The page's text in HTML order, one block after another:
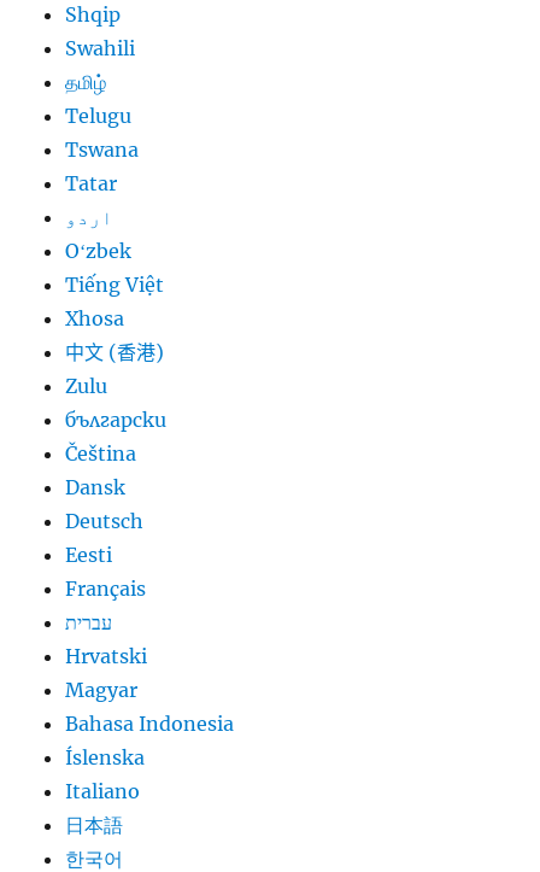
Shqip
Swahili
தமிழ்
Telugu
Tswana
Tatar
اردو
Oʻzbek
Tiếng Việt
Xhosa
中文 (香港)
Zulu
български
Čeština
Dansk
Deutsch
Eesti
Français
עברית
Hrvatski
Magyar
Bahasa Indonesia
Íslenska
Italiano
日本語
한국어